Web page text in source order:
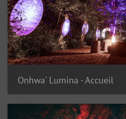
Onhwa' Lumina - Accueil